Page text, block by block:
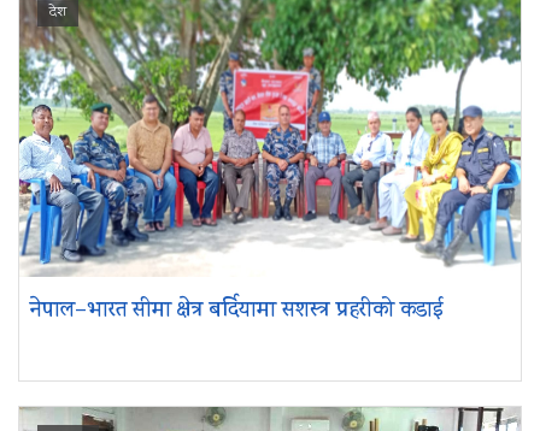
देश
नेपाल–भारत सीमा क्षेत्र बर्दियामा सशस्त्र प्रहरीको कडाई